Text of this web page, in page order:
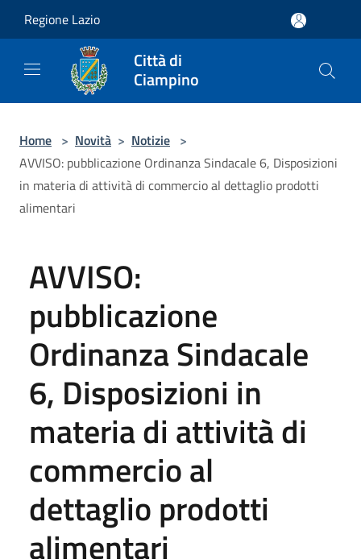
Regione Lazio
Città di
Ciampino
Home > Novità > Notizie >
AVVISO: pubblicazione Ordinanza Sindacale 6, Disposizioni
in materia di attività di commercio al dettaglio prodotti
alimentari
AVVISO:
pubblicazione
Ordinanza Sindacale
6, Disposizioni in
materia di attività di
commercio al
dettaglio prodotti
alimentari